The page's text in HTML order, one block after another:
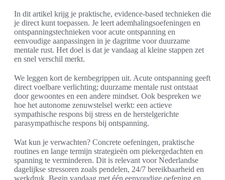
In dit artikel krijg je praktische, evidence-based technieken die
je direct kunt toepassen. Je leert ademhalingsoefeningen en
ontspanningstechnieken voor acute ontspanning en
eenvoudige aanpassingen in je dagritme voor duurzame
mentale rust. Het doel is dat je vandaag al kleine stappen zet
en snel verschil merkt.
We leggen kort de kernbegrippen uit. Acute ontspanning geeft
direct voelbare verlichting; duurzame mentale rust ontstaat
door gewoontes en een andere mindset. Ook bespreken we
hoe het autonome zenuwstelsel werkt: een actieve
sympathische respons bij stress en de herstelgerichte
parasympathische respons bij ontspanning.
Wat kun je verwachten? Concrete oefeningen, praktische
routines en lange termijn strategieën om piekergedachten en
spanning te verminderen. Dit is relevant voor Nederlandse
dagelijkse stressoren zoals pendelen, 24/7 bereikbaarheid en